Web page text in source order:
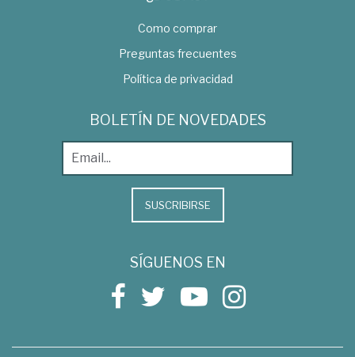
Como comprar
Preguntas frecuentes
Política de privacidad
BOLETÍN DE NOVEDADES
SUSCRIBIRSE
SÍGUENOS EN